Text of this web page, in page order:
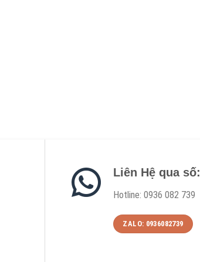
Liên Hệ qua số:
Hotline: 0936 082 739
ZALO: 0936082739